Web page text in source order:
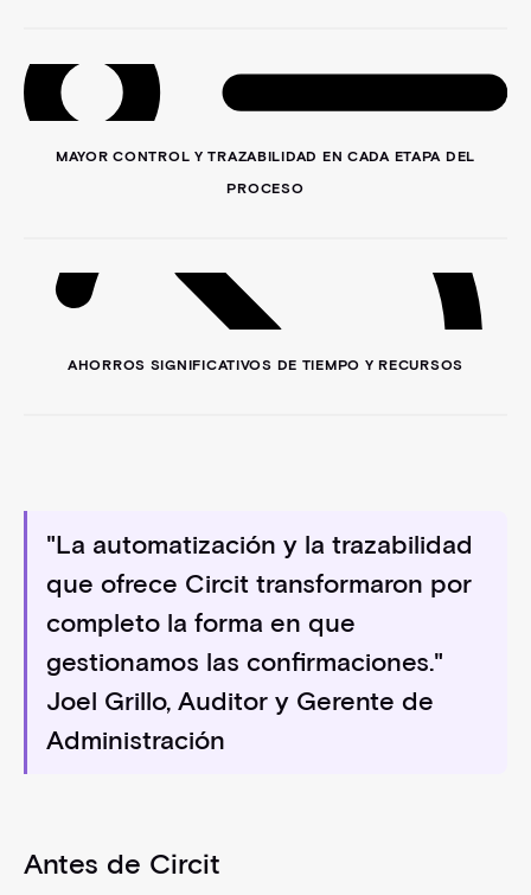
MAYOR CONTROL Y TRAZABILIDAD EN CADA ETAPA DEL
PROCESO
AHORROS SIGNIFICATIVOS DE TIEMPO Y RECURSOS
"La automatización y la trazabilidad
que ofrece Circit transformaron por
completo la forma en que
gestionamos las confirmaciones."
Joel Grillo, Auditor y Gerente de
Administración
Antes de Circit